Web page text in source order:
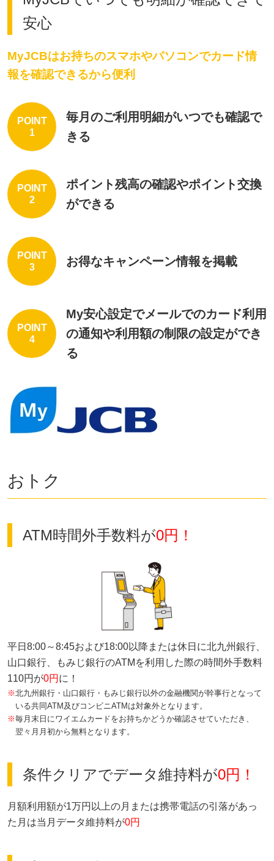
安心
MyJCBはお持ちのスマホやパソコンでカード情
報を確認できるから便利
POINT
1
毎月のご利用明細がいつでも確認で
きる
POINT
2
ポイント残高の確認やポイント交換
ができる
POINT
3
お得なキャンペーン情報を掲載
POINT
4
My安心設定でメールでのカード利用
の通知や利用額の制限の設定ができ
る
おトク
ATM時間外手数料が0円！
平日8:00～8:45および18:00以降または休日に北九州銀行、
山口銀行、もみじ銀行のATMを利用した際の時間外手数料
110円が0円 に！
※北九州銀行・山口銀行・もみじ銀行以外の金融機関が幹事行となって
いる共同ATM及びコンビニATMは対象外となります。
※毎月末日にワイエムカードをお持ちかどうか確認させていただき、
翌々月月初から無料となります。
条件クリアでデータ維持料が0円！
月額利用額が1万円以上の月または携帯電話の引落があっ
た月は当月データ維持料が0円